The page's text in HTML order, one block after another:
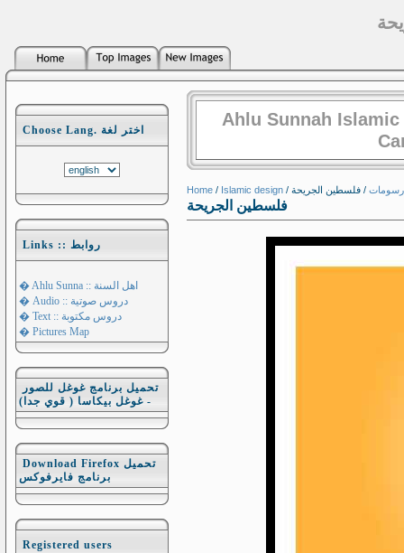
Choose Lang. اختر لغة
Links :: روابط
� Ahlu Sunna :: اهل السنة
� Audio :: دروس صوتية
� Text :: دروس مكتوبة
� Pictures Map
تحميل برنامج غوغل للصور
- غوغل بيكاسا ( قوي جدا)
Download Firefox تحميل
برنامج فايرفوكس
Registered users
Ahlu Sunnah
Home / Islamic design / رسومات / فلسطين الجريحة
فلسطين الجريحة